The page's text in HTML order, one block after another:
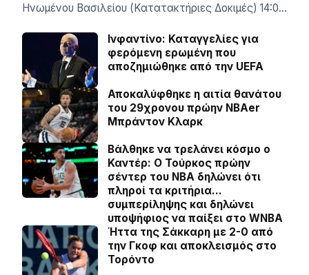
Ηνωμένου Βασιλείου (Κατατακτήριες Δοκιμές) 14:0…
Ινφαντίνο: Καταγγελίες για
φερόμενη ερωμένη που
αποζημιώθηκε από την UEFA
Αποκαλύφθηκε η αιτία θανάτου
του 29χρονου πρώην NBAer
Μπράντον Κλαρκ
Βάλθηκε να τρελάνει κόσμο ο
Καντέρ: Ο Τούρκος πρώην
σέντερ του NBA δηλώνει ότι
πληροί τα κριτήρια…
συμπερίληψης και δηλώνει
υποψήφιος να παίξει στο WNBA
Ήττα της Σάκκαρη με 2-0 από
την Γκοφ και αποκλεισμός στο
Τορόντο